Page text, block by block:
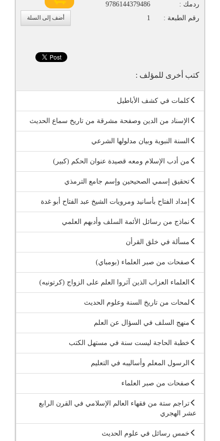
أضف إلى السلة
ردمك :
9786144379486
رقم الطبعة :
1
كتب أخرى للمؤلف :
كلمات في كشف الأباطيل
الإسناد من الدين وصفحة مشرقة من تاريخ سماع الحديث
السنة النبوية وبيان مدلولها الشرعي
من أدب الإسلام ومعه قصيدة عنوان الحكم (كبير)
تحقيق إسمي الصحيحين وإسم جامع الترمذي
إمداد الفتاح بأسانيد ومرويات الشيخ عبد الفتاح أبو غدة
نماذج من رسائل الأئمة السلف وأدبهم العلمي
مسألة في خلق القرأن
صفحات من صبر العلماء (بومباي)
العلماء العزاب الذين آثروا العلم على الزواج (كرتونيه)
لمحات من تاريخ السنة وعلوم الحديث
منهج السلف في السؤال عن العلم
خطبة الحاجة ليست سنة في مستهل الكتب
الرسول المعلم وأساليبه في التعليم
صفحات من صبر العلماء
تراجم ستة من فقهاء العالم الإسلامي في القرن الرابع
عشر الهجري
خمس رسائل في علوم الحديث